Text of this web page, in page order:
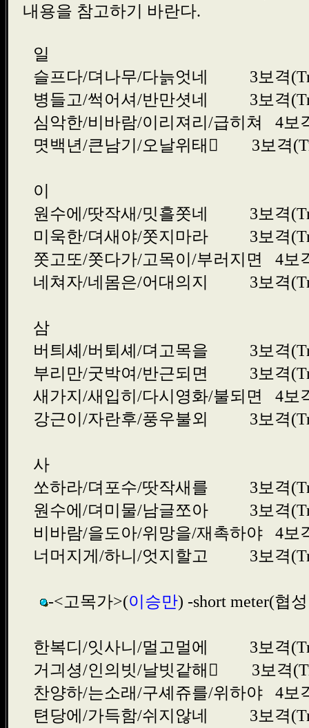
내용을 참고하기 바란다.
일
슬프다/뎌나무/다늙엇네 3보격
병들고/썩어셔/반만셧네 3보격
심악한/비바람/이리져리/급히쳐 4보
몃백년/큰남기/오날위태 3보격
이
원수에/땃작새/밋흘쫏네 3보격
미욱한/뎌새야/쫏지마라 3보격
쫏고또/쫏다가/고목이/부러지면 4보
네쳐자/네몸은/어대의지 3보격
삼
버틔셰/버퇴셰/뎌고목을 3보격
부리만/굿박여/반근되면 3보격
새가지/새입히/다시영화/불되면 4보
강근이/자란후/풍우불외 3보격
사
쏘하라/뎌포수/땃작새를 3보격
원수에/뎌미물/남글쪼아 3보격
비바람/을도아/위망을/재촉하야 4보
너머지게/하니/엇지할고 3보격
-<고목가>(이승만) -short meter(협
한복디/잇사니/멀고멀에 3보격
거긔셩/인의빗/날빗같해 3보격
찬양하/는소래/구셰쥬를/위하야 4보
텬당에/가득함/쉬지않네 3보격